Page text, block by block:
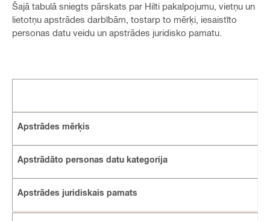
Šajā tabulā sniegts pārskats par Hilti pakalpojumu, vietņu un
lietotņu apstrādes darbībām, tostarp to mērķi, iesaistīto
personas datu veidu un apstrādes juridisko pamatu.
Apstrādes mērķis
Apstrādāto personas datu kategorija
Apstrādes juridiskais pamats